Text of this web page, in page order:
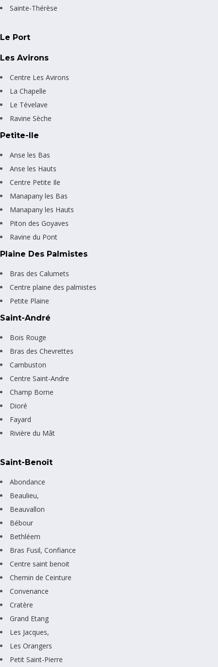
Sainte-Thérèse
Le Port
Les Avirons
Centre Les Avirons
La Chapelle
Le Tévelave
Ravine Sèche
Petite-Ile
Anse les Bas
Anse les Hauts
Centre Petite Ile
Manapany les Bas
Manapany les Hauts
Piton des Goyaves
Ravine du Pont
Plaine Des Palmistes
Bras des Calumets
Centre plaine des palmistes
Petite Plaine
Saint-André
Bois Rouge
Bras des Chevrettes
Cambuston
Centre Saint-Andre
Champ Borne
Dioré
Fayard
Rivière du Mât
Saint-Benoît
Abondance
Beaulieu,
Beauvallon
Bébour
Bethléem
Bras Fusil, Confiance
Centre saint benoit
Chemin de Ceinture
Convenance
Cratère
Grand Etang
Les Jacques,
Les Orangers
Petit Saint-Pierre